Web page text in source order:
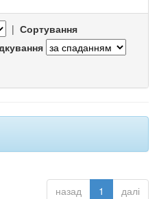
| Сортування
назад 1 далі